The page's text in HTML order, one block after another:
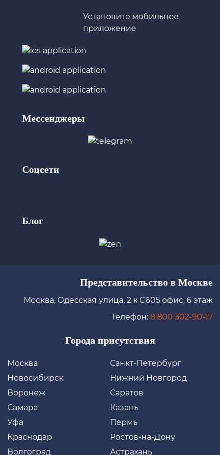
Установите мобильное
приложение
Мессенджеры
Соцсети
Блог
Представительство в Москве
Москва, Одесская улица, 2 к C605 офис, 6 этаж
Телефон: 8 800 302-90-17
Города присутствия
Москва
Санкт-Петербург
Новосибирск
Нижний Новгород
Воронеж
Саратов
Самара
Казань
Уфа
Пермь
Краснодар
Ростов-на-Дону
Волгоград
Астрахань